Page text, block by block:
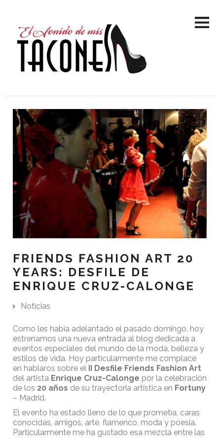
FRIENDS FASHION ART 20
YEARS: DESFILE DE
ENRIQUE CRUZ-CALONGE
Noticias
Como les había adelantado el pasado domingo, hoy
estrenamos una nueva entrada al blog dedicada a
eventos especiales del mundo de la moda, belleza y
estilos de vida. Hoy particularmente me complace
en hablaros sobre el
II Desfile Friends Fashion Art
del artista Enrique Cruz-Calonge por la celebración
de los 20 años de su trayectoria artística en Fortuny
– Madrid.
El evento ha estado lleno de lo que prometía, caras
conocidas, amigos, arte, flamenco, moda y poesía.
Particularmente me ha gustado esa mezcla entre las